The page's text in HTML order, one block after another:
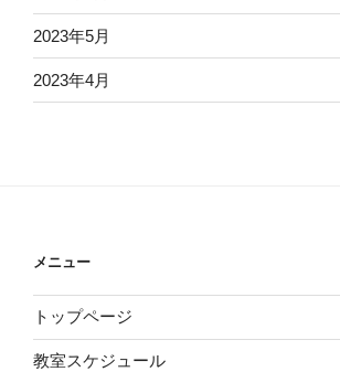
2023年5月
2023年4月
メニュー
トップページ
教室スケジュール